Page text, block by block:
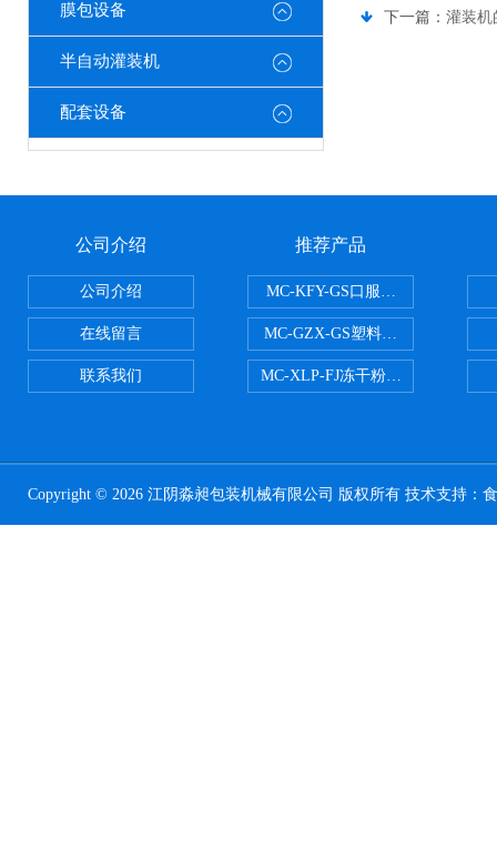
膜包设备
半自动灌装机
配套设备
下一篇： 灌装机
公司介绍
公司介绍
在线留言
联系我们
推荐产品
MC-KFY-GS口服液灌装线
MC-GZX-GS塑料瓶高速跟踪式灌
MC-XLP-FJ冻干粉西林瓶灌装机
Copyright © 2026 江阴淼昶包装机械有限公司 版权所有 技术支持：